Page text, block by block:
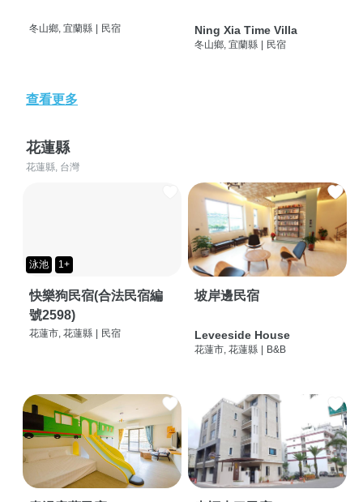
冬山鄉, 宜蘭縣 民宿 Ning Xia Time Villa
冬山鄉, 宜蘭縣 民宿
查看更多
花蓮縣
花蓮縣, 台灣
泳池 1+
快樂狗民宿(合法民宿編
號2598)
花蓮市, 花蓮縣 民宿
坡岸邊民宿
Leveeside House
花蓮市, 花蓮縣 B&B